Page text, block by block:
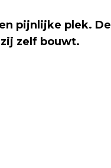
pijnlijke plek. De
zelf bouwt.